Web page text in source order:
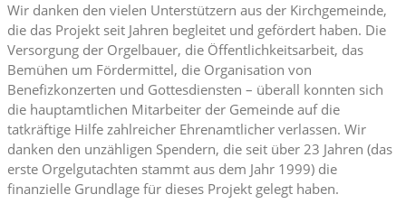
Wir danken den vielen Unterstützern aus der Kirchgemeinde,
die das Projekt seit Jahren begleitet und gefördert haben. Die
Versorgung der Orgelbauer, die Öffentlichkeitsarbeit, das
Bemühen um Fördermittel, die Organisation von
Benefizkonzerten und Gottesdiensten – überall konnten sich
die hauptamtlichen Mitarbeiter der Gemeinde auf die
tatkräftige Hilfe zahlreicher Ehrenamtlicher verlassen. Wir
danken den unzähligen Spendern, die seit über 23 Jahren (das
erste Orgelgutachten stammt aus dem Jahr 1999) die
finanzielle Grundlage für dieses Projekt gelegt haben.